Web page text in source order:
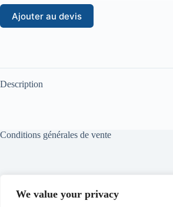
We value your privacy
Ajouter au devis
Description
Conditions générales de vente